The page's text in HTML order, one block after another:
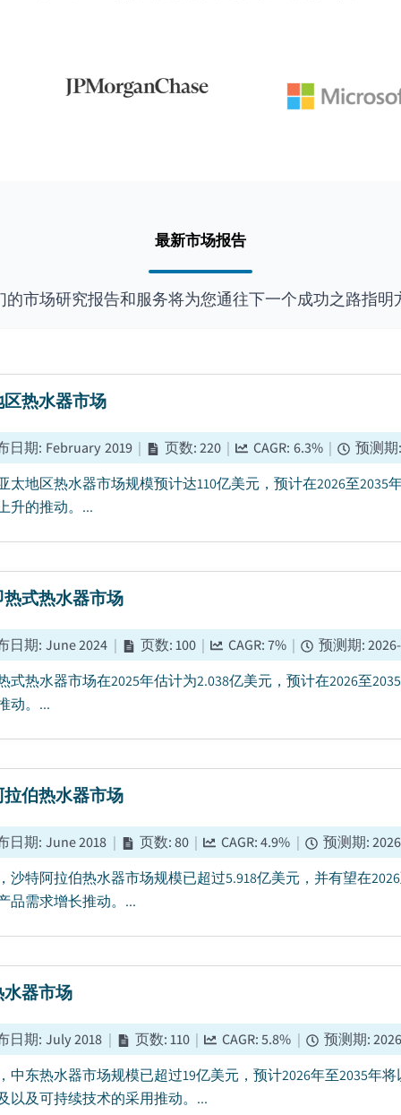
最新市场报告
的市场研究报告和服务将为您通往下一个成功之路指明
热水器市场
日期: February 2019 | 页数:220 | CAGR: 6.3% | 预测期
太地区热水器市场规模预计达110亿美元，预计在2026至
升的推动。...
式热水器市场
日期: June 2024 | 页数:100 | CAGR:7% | 预测期:
式热水器市场在2025年估计为2.038亿美元，预计在2026至
动。...
伯热水器市场
日期: June 2018 | 页数:80 | CAGR:4.9% | 预测期:
沙特阿拉伯热水器市场规模已超过5.918亿美元，并有望在
品需求增长推动。...
器市场
日期: July 2018 | 页数:110 | CAGR:5.8% | 预测期:
中东热水器市场规模已超过19亿美元，预计2026年至2035年
以及可持续技术的采用推动。...